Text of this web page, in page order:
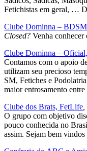
Fetichistas em geral, …
Clube Dominna –
Closed? Venha
Clube Dominna –
Contamos com o apoio
utilizam seu precioso
SM, Fetiches e
maior entrosamento
Clube dos Brats, FetLife
O grupo com objetivo
pouco conhecida no
assim. Sejam bem